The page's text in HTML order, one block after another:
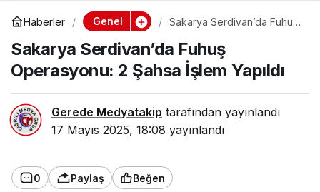
Haberler Genel
Sakarya Serdivan’da Fuhuş
Yapıldı
Sakarya Serdivan’da Fuhuş
Operasyonu: 2 Şahsa İşlem Yapıldı
Gerede Medyatakip tarafından yayınlandı
17 Mayıs 2025, 18:08 yayınlandı
0 Paylaş Beğen